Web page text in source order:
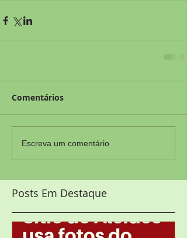
Comentários
Escreva um comentário
Posts Em Destaque